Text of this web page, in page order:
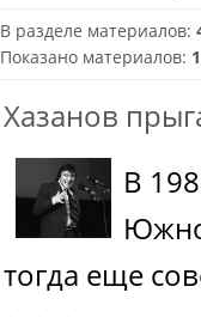
В разделе материалов:
Показано материалов:
Хазанов
В
тогда еще